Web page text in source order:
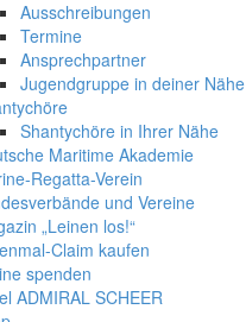
Ausschreibungen
Termine
Ansprechpartner
Jugendgruppe in deiner Nähe
Shantychöre in Ihrer Nähe
Maritime Akademie
Regatta-Verein
und Vereine
„Leinen los!“
Claim kaufen
spenden
ADMIRAL SCHEER